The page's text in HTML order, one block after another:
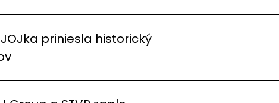
priniesla historický